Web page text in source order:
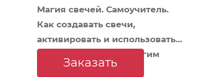
Магия свечей. Самоучитель.
Как создавать свечи,
активировать и использовать
их во благо себе и другим
людямЗаказать